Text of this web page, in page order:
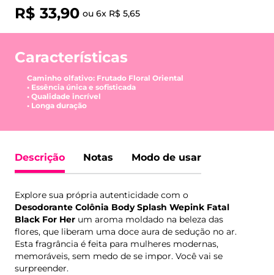
R$ 33,90 ou 6x R$ 5,65
Características
Caminho olfativo: Frutado Floral Oriental
• Essência única e sofisticada
• Qualidade incrível
• Longa duração
Descrição Notas Modo de usar
Explore sua própria autenticidade com o
Desodorante Colônia Body Splash Wepink Fatal
Black For Her um aroma moldado na beleza das
flores, que liberam uma doce aura de sedução no ar.
Esta fragrância é feita para mulheres modernas,
memoráveis, sem medo de se impor. Você vai se
surpreender.